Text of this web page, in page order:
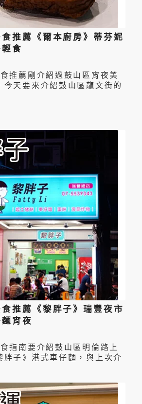
推薦《爾本廚房》蒂芬妮
食
推薦剛介紹過鼓山區宵夜美
今天要來介紹鼓山區龍文街的
推薦《黎胖子》瑞豐夜市
宵夜
指南要介紹鼓山區明倫路上
胖子》港式車仔麵，與上次介